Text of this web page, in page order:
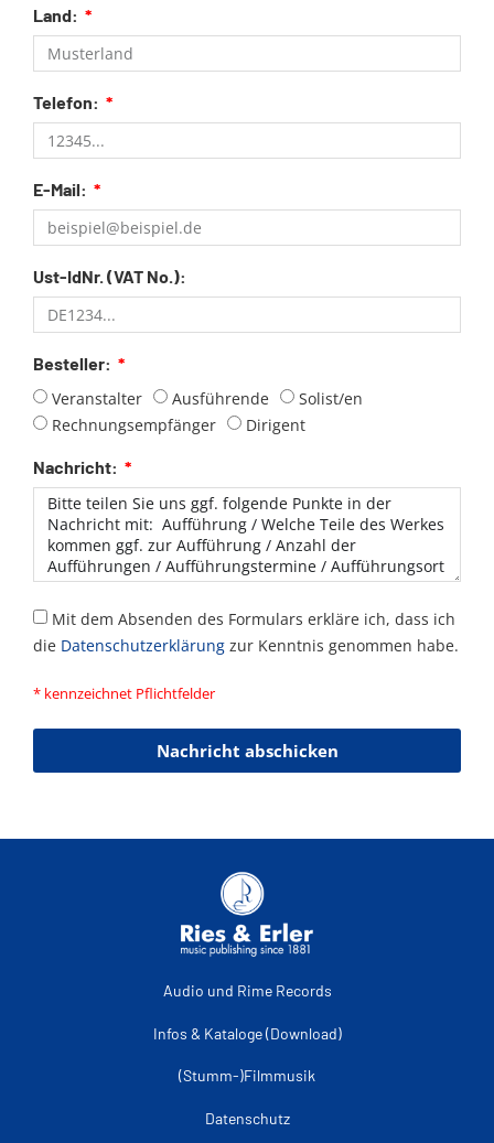
Land:
Telefon:
E-Mail:
Ust-IdNr. (VAT No.):
Besteller:
Veranstalter
Ausführende
Solist/en
Rechnungsempfänger
Dirigent
Nachricht:
Mit dem Absenden des Formulars erkläre ich, dass ich
die Datenschutzerklärung zur Kenntnis genommen habe.
* kennzeichnet Pflichtfelder
Nachricht abschicken
Audio und Rime Records
Infos & Kataloge (Download)
(Stumm-)Filmmusik
Datenschutz